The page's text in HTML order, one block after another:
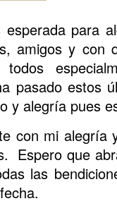
para
amigos y
pasado estos
y alegría pues
con mi alegría
Espero que
las